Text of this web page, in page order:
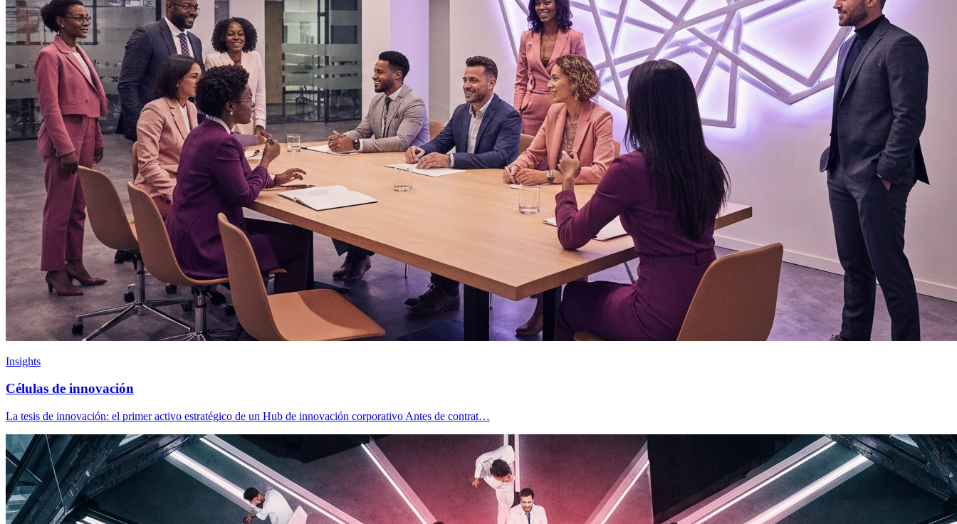
Insights
Células de innovación
La tesis de innovación: el primer activo estratégico de un Hub de innovación corporativo Antes de contrat…